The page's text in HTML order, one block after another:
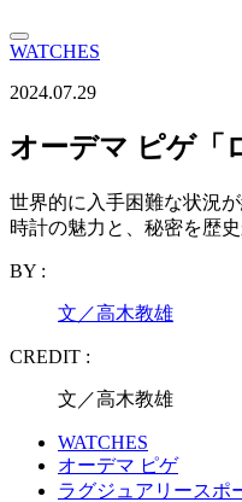
WATCHES
2024.07.29
オーデマ ピゲ「
世界的に入手困難な状況
時計の魅力と、秘密を歴
BY :
文／高木教雄
CREDIT :
文／高木教雄
WATCHES
オーデマ ピゲ
ラグジュアリースポ